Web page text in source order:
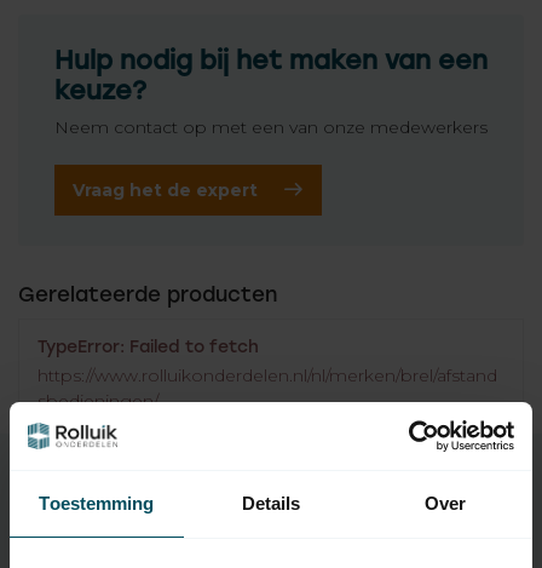
Toestemming Details Over
Hulp nodig bij het maken van een
keuze?
Neem contact op met een van onze medewerkers
Vraag het de expert
Gerelateerde producten
TypeError: Failed to fetch
https://www.rolluikonderdelen.nl/nl/merken/brel/afstand
sbedieningen/
Specificaties